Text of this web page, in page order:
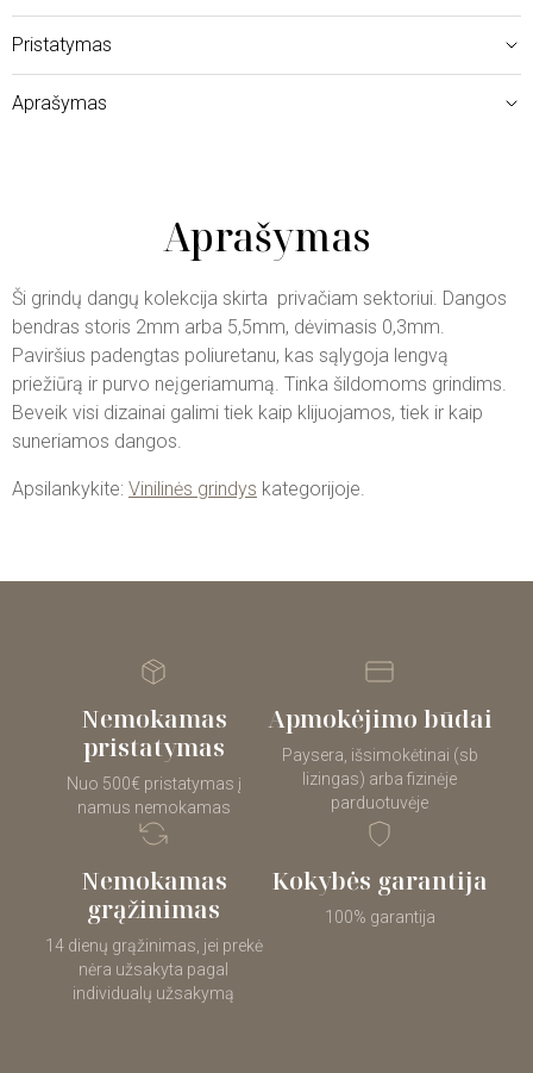
Pristatymas
Aprašymas
Aprašymas
Ši grindų dangų kolekcija skirta privačiam sektoriui. Dangos
bendras storis 2mm arba 5,5mm, dėvimasis 0,3mm.
Paviršius padengtas poliuretanu, kas sąlygoja lengvą
priežiūrą ir purvo neįgeriamumą. Tinka šildomoms grindims.
Beveik visi dizainai galimi tiek kaip klijuojamos, tiek ir kaip
suneriamos dangos.
Apsilankykite: Vinilinės grindys kategorijoje.
Nemokamas
pristatymas
Nuo 500€ pristatymas į
namus nemokamas
Apmokėjimo būdai
Paysera, išsimokėtinai (sb
lizingas) arba fizinėje
parduotuvėje
Nemokamas
grąžinimas
14 dienų grąžinimas, jei prekė
nėra užsakyta pagal
individualų užsakymą
Kokybės garantija
100% garantija